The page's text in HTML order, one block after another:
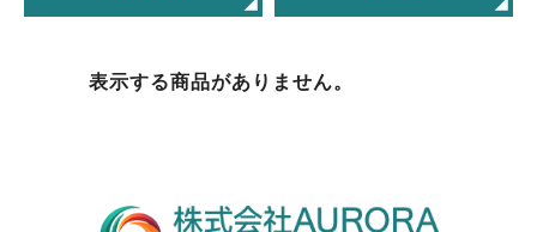
表示する商品がありません。